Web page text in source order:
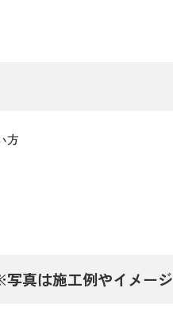
方
真は施工例やイメージ